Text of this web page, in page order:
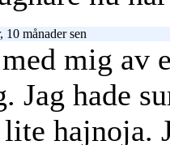
10 månader sen
mig av
Jag hade
hajnoja.